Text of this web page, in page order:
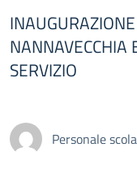
NANNAVECCHIA
SERVIZIO
Personale